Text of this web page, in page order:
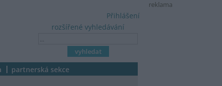
reklama
rozšířené vyhledávání
Přihlášení
partnerská sekce